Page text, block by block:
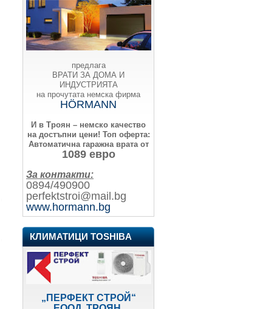
предлага
ВРАТИ ЗА ДОМА И
ИНДУСТРИЯТА
на прочутата немска фирма
HÖRMANN
И в Троян – немско качество
на достъпни цени! Топ оферта:
Автоматична гаражна врата от
1089 евро
За контакти:
0894/490900
perfektstroi@mail.bg
www.hormann.bg
КЛИМАТИЦИ TOSHIBA
„ПЕРФЕКТ СТРОЙ“